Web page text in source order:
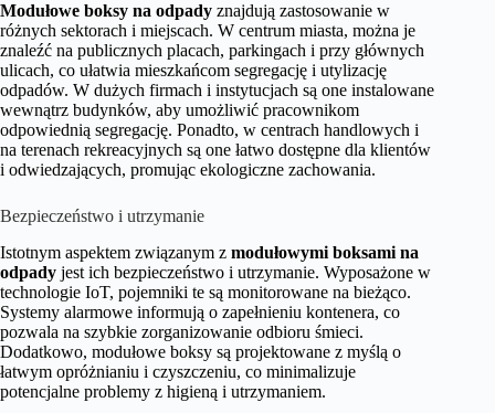
Modułowe boksy na odpady znajdują zastosowanie w
różnych sektorach i miejscach. W centrum miasta, można je
znaleźć na publicznych placach, parkingach i przy głównych
ulicach, co ułatwia mieszkańcom segregację i utylizację
odpadów. W dużych firmach i instytucjach są one instalowane
wewnątrz budynków, aby umożliwić pracownikom
odpowiednią segregację. Ponadto, w centrach handlowych i
na terenach rekreacyjnych są one łatwo dostępne dla klientów
i odwiedzających, promując ekologiczne zachowania.
Bezpieczeństwo i utrzymanie
Istotnym aspektem związanym z modułowymi boksami na
odpady jest ich bezpieczeństwo i utrzymanie. Wyposażone w
technologie IoT, pojemniki te są monitorowane na bieżąco.
Systemy alarmowe informują o zapełnieniu kontenera, co
pozwala na szybkie zorganizowanie odbioru śmieci.
Dodatkowo, modułowe boksy są projektowane z myślą o
łatwym opróżnianiu i czyszczeniu, co minimalizuje
potencjalne problemy z higieną i utrzymaniem.